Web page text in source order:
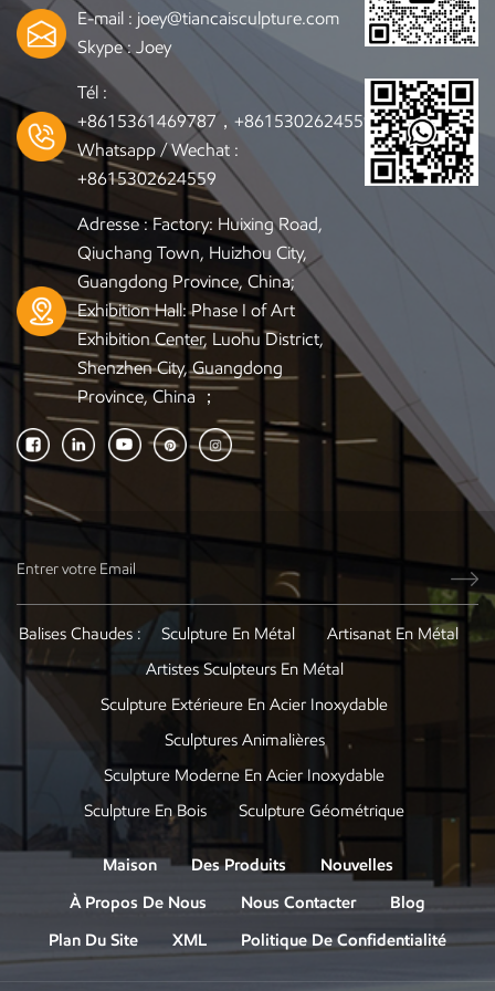
vous êtes intéressé,
veuillez visiter notre site
Web
https://www.tiancaisculpture.com/
pour plus
d'informations.Contactez-
nous pour commander
toute sculpture dont
vous avez besoin
avez besoin
E-mail : joey@tiancaisculpture.com
Skype : Joey
Tél :
+8615361469787，+8615302624559
Whatsapp / Wechat :
+8615302624559
Adresse : Factory: Huixing Road,
Qiuchang Town, Huizhou City,
Guangdong Province, China;
Exhibition Hall: Phase I of Art
Exhibition Center, Luohu District,
Shenzhen City, Guangdong
Province, China ；
Balises Chaudes : Sculpture En Métal
Artisanat En Métal
Artistes Sculpteurs En Métal
Sculpture Extérieure En Acier Inoxydable
Sculptures Animalières
Sculpture Moderne En Acier Inoxydable
Sculpture En Bois
Sculpture Géométrique
Maison Des Produits
Nouvelles
À Propos De Nous
Nous Contacter
Blog
Plan Du Site
XML Politique De Confidentialité